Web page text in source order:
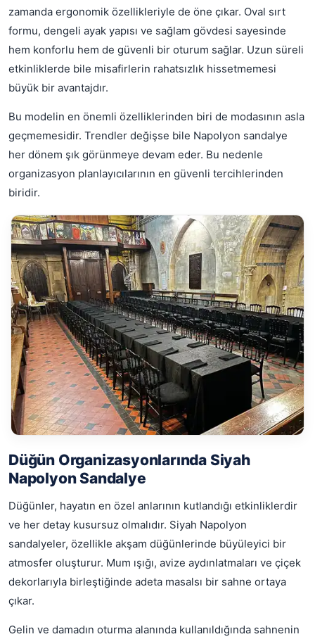
zamanda ergonomik özellikleriyle de öne çıkar. Oval sırt
formu, dengeli ayak yapısı ve sağlam gövdesi sayesinde
hem konforlu hem de güvenli bir oturum sağlar. Uzun süreli
etkinliklerde bile misafirlerin rahatsızlık hissetmemesi
büyük bir avantajdır.
Bu modelin en önemli özelliklerinden biri de modasının asla
geçmemesidir. Trendler değişse bile Napolyon sandalye
her dönem şık görünmeye devam eder. Bu nedenle
organizasyon planlayıcılarının en güvenli tercihlerinden
biridir.
Düğün Organizasyonlarında Siyah
Napolyon Sandalye
Düğünler, hayatın en özel anlarının kutlandığı etkinliklerdir
ve her detay kusursuz olmalıdır. Siyah Napolyon
sandalyeler, özellikle akşam düğünlerinde büyüleyici bir
atmosfer oluşturur. Mum ışığı, avize aydınlatmaları ve çiçek
dekorlarıyla birleştiğinde adeta masalsı bir sahne ortaya
çıkar.
Gelin ve damadın oturma alanında kullanıldığında sahnenin